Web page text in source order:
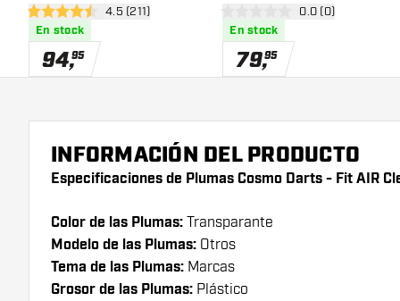
abrir panel de reseñas
4.5 estrellas de puntuación
4.5 (211)
En stock
94,95
abrir panel de
0 estrellas de puntuación
0.0 (0)
En stock
79,95
INFORMACIÓN DEL PRODUCTO
Especificaciones de Plumas Cosmo Darts - Fit AIR
Color de las Plumas: Transparante
Modelo de las Plumas: Otros
Tema de las Plumas: Marcas
Grosor de las Plumas: Plástico